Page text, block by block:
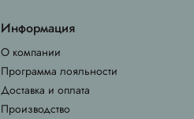
Информация
О компании
Программа лояльности
Доставка и оплата
Производство